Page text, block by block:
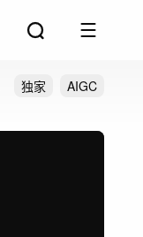
独家
AIGC